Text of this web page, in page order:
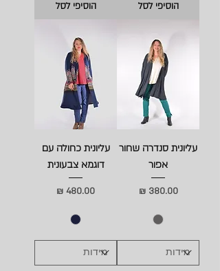
הוסיפי לסל הוסיפי לסל
עליונית סנדרה שחור
אפור
מחיר‏380.00 ‏₪
עליונית כחולה עם
דוגמא צבעונית
מחיר